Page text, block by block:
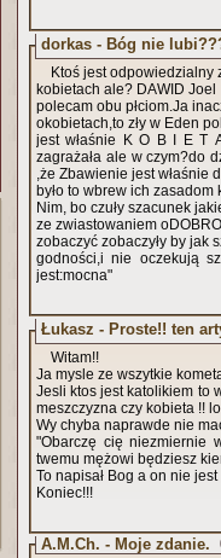
dorkas - Bóg nie
Ktoś jest odpowiedzialny
kobietach ale? DAWID Joel Hamilton wraz z innymi autorami napisali książkę "Dlaczego nie kobiety"
polecam obu płciom.Ja
okobietach,to zły w Eden
jest właśnie K O B I E T
zagrażała ale w czym?do
,że Zbawienie jest właśnie
było to wbrew
Nim, bo czuły szacunek
zobaczyć zobaczyły by jak
godności,i nie oczekują
jest:mocna"
Łukasz - Proste!! ten
Witam!!
Ja mysle ze wszytkie
Jesli ktos jest katolikiem to
meszczyzna czy kobieta !!
Wy chyba naprawde nie
"Obarczę cię niezmiernie
twemu mężowi będziesz
To napisał Bog a on nie
Koniec!!!
A.M.Ch. - Moje zdanie.